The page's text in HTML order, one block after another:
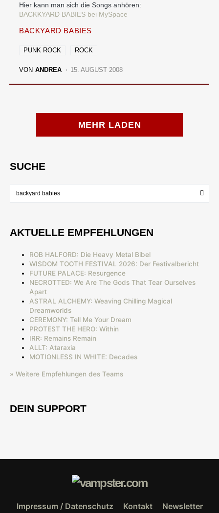
Hier kann man sich die Songs anhören:
BACKKYARD BABIES bei MySpace
BACKYARD BABIES
PUNK ROCK ROCK
VON ANDREA 15. AUGUST 2008
MEHR LADEN
SUCHE
AKTUELLE EMPFEHLUNGEN
ROB HALFORD: Die Heavy Metal Bibel
WISDOM TOOTH FESTIVAL 2026: Der Festivalbericht
FUTURE PALACE: Resurgence
NECROTTED: We Are The Gods That Tear Ourselves
Apart
ASTRAL ALCHEMY: Weaving Chilling Magical
Dreamworlds
CEREMONY: Tell Me Your Dream
PROTEST THE HERO: Within
IRR: Remains Remain
ALLT: Ataraxia
MOTIONLESS IN WHITE: Decades
» Weitere Empfehlungen des Teams
DEIN SUPPORT
Impressum / Datenschutz Kontakt Newsletter